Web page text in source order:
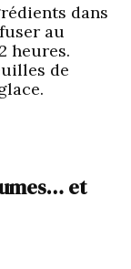
dans
au
heures.
de
et